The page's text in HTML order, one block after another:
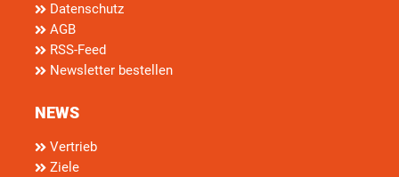
Datenschutz
AGB
RSS-Feed
Newsletter bestellen
NEWS
Vertrieb
Ziele